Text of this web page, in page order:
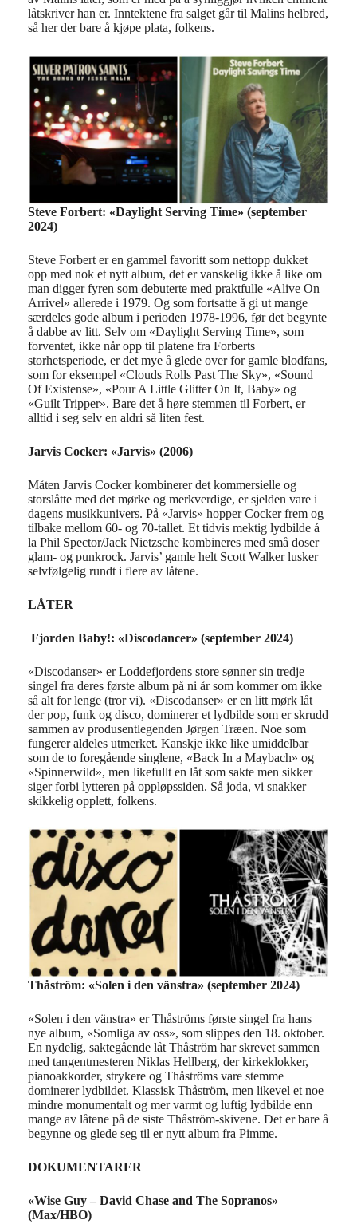
låtskriver han er. Inntektene fra salget går til Malins helbred,
så her der bare å kjøpe plata, folkens.
Steve Forbert: «Daylight Serving Time» (september
2024)
Steve Forbert er en gammel favoritt som nettopp dukket
opp med nok et nytt album, det er vanskelig ikke å like om
man digger fyren som debuterte med praktfulle «Alive On
Arrivel» allerede i 1979. Og som fortsatte å gi ut mange
særdeles gode album i perioden 1978-1996, før det begynte
å dabbe av litt. Selv om «Daylight Serving Time», som
forventet, ikke når opp til platene fra Forberts
storhetsperiode, er det mye å glede over for gamle blodfans,
som for eksempel «Clouds Rolls Past The Sky», «Sound
Of Existense», «Pour A Little Glitter On It, Baby» og
«Guilt Tripper». Bare det å høre stemmen til Forbert, er
alltid i seg selv en aldri så liten fest.
Jarvis Cocker: «Jarvis» (2006)
Måten Jarvis Cocker kombinerer det kommersielle og
storslåtte med det mørke og merkverdige, er sjelden vare i
dagens musikkunivers. På «Jarvis» hopper Cocker frem og
tilbake mellom 60- og 70-tallet. Et tidvis mektig lydbilde á
la Phil Spector/Jack Nietzsche kombineres med små doser
glam- og punkrock. Jarvis’ gamle helt Scott Walker lusker
selvfølgelig rundt i flere av låtene.
LÅTER
Fjorden Baby!: «Discodancer» (september 2024)
«Discodanser» er Loddefjordens store sønner sin tredje
singel fra deres første album på ni år som kommer om ikke
så alt for lenge (tror vi). «Discodanser» er en litt mørk låt
der pop, funk og disco, dominerer et lydbilde som er skrudd
sammen av produsentlegenden Jørgen Træen. Noe som
fungerer aldeles utmerket. Kanskje ikke like umiddelbar
som de to foregående singlene, «Back In a Maybach» og
«Spinnerwild», men likefullt en låt som sakte men sikker
siger forbi lytteren på oppløpssiden. Så joda, vi snakker
skikkelig opplett, folkens.
Thåström: «Solen i den vänstra» (september 2024)
«Solen i den vänstra» er Thåströms første singel fra hans
nye album, «Somliga av oss», som slippes den 18. oktober.
En nydelig, saktegående låt Thåström har skrevet sammen
med tangentmesteren Niklas Hellberg, der kirkeklokker,
pianoakkorder, strykere og Thåströms vare stemme
dominerer lydbildet. Klassisk Thåström, men likevel et noe
mindre monumentalt og mer varmt og luftig lydbilde enn
mange av låtene på de siste Thåström-skivene. Det er bare å
begynne og glede seg til er nytt album fra Pimme.
DOKUMENTARER
«Wise Guy – David Chase and The Sopranos»
(Max/HBO)